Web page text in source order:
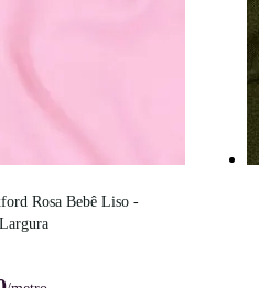
Rosa Bebê Liso -